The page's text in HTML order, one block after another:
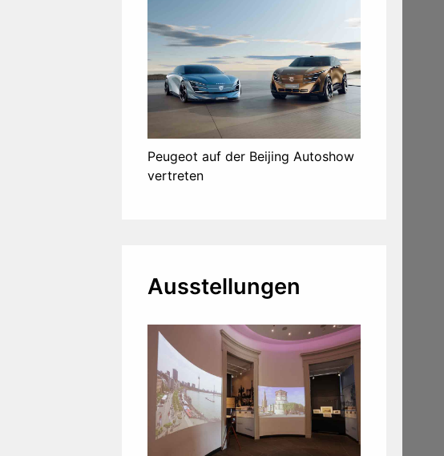
Peugeot auf der Beijing Autoshow
vertreten
Ausstellungen